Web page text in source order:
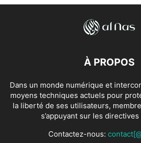
À PROPOS
Dans un monde numérique et
moyens techniques actuels pour
la liberté de ses utilisateurs,
s’appuyant sur les directives
Contactez-nous: